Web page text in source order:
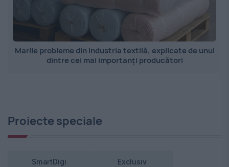
Marile probleme din industria textilă, explicate de unul
dintre cei mai importanți producători
Proiecte speciale
SmartDigi Exclusiv